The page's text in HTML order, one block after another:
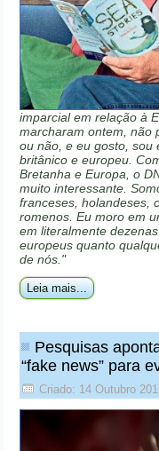
imparcial em relação à
marcharam ontem, não
ou não, e eu gosto, sou
britânico e europeu.
Bretanha e Europa, o
muito interessante.
franceses, holandeses,
romenos. Eu moro em
em literalmente
europeus quanto
de nós."
Leia mais...
Pesquisas
“fake news” para
Criado: 14 Outubro